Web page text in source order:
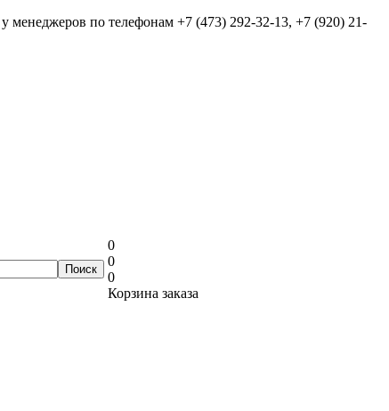
менеджеров по телефонам +7 (473) 292-32-13, +7 (920) 21-
0
0
0
Корзина заказа